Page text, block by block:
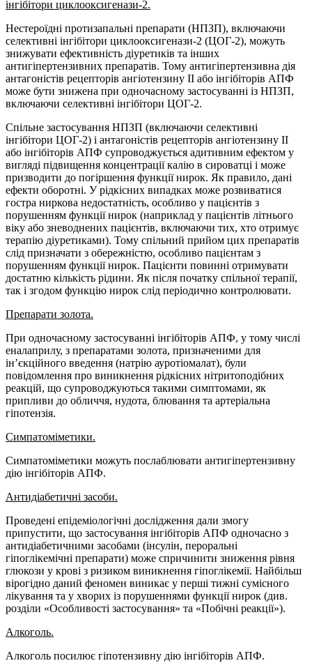
інгібітори циклооксигенази-2.
Нестероїдні протизапальні препарати (НПЗП), включаючи
селективні інгібітори циклооксигенази-2 (ЦОГ-2), можуть
знижувати ефективність діуретиків та інших
антигіпертензивних препаратів. Тому антигіпертензивна дія
антагоністів рецепторів ангіотензину II або інгібіторів АПФ
може бути знижена при одночасному застосуванні із НПЗП,
включаючи селективні інгібітори ЦОГ-2.
Спільне застосування НПЗП (включаючи селективні
інгібітори ЦОГ-2) і антагоністів рецепторів ангіотензину II
або інгібіторів АПФ супроводжується адитивним ефектом у
вигляді підвищення концентрації калію в сироватці і може
призводити до погіршення функції нирок. Як правило, дані
ефекти оборотні. У рідкісних випадках може розвиватися
гостра ниркова недостатність, особливо у пацієнтів з
порушенням функції нирок (наприклад у пацієнтів літнього
віку або зневоднених пацієнтів, включаючи тих, хто отримує
терапію діуретиками). Тому спільний прийом цих препаратів
слід призначати з обережністю, особливо пацієнтам з
порушенням функції нирок. Пацієнти повинні отримувати
достатню кількість рідини. Як після початку спільної терапії,
так і згодом функцію нирок слід періодично контролювати.
Препарати золота.
При одночасному застосуванні інгібіторів АПФ, у тому числі
еналаприлу, з препаратами золота, призначеними для
ін’єкційного введення (натрію ауротіомалат), були
повідомлення про виникнення рідкісних нітритоподібних
реакцій, що супроводжуються такими симптомами, як
припливи до обличчя, нудота, блювання та артеріальна
гіпотензія.
Симпатоміметики.
Симпатоміметики можуть послаблювати антигіпертензивну
дію інгібіторів АПФ.
Антидіабетичні засоби.
Проведені епідеміологічні дослідження дали змогу
припустити, що застосування інгібіторів АПФ одночасно з
антидіабетичними засобами (інсулін, пероральні
гіпоглікемічні препарати) може спричинити зниження рівня
глюкози у крові з ризиком виникнення гіпоглікемії. Найбільш
вірогідно даний феномен виникає у перші тижні сумісного
лікування та у хворих із порушеннями функції нирок (див.
розділи «Особливості застосування» та «Побічні реакції»).
Алкоголь.
Алкоголь посилює гіпотензивну дію інгібіторів АПФ.